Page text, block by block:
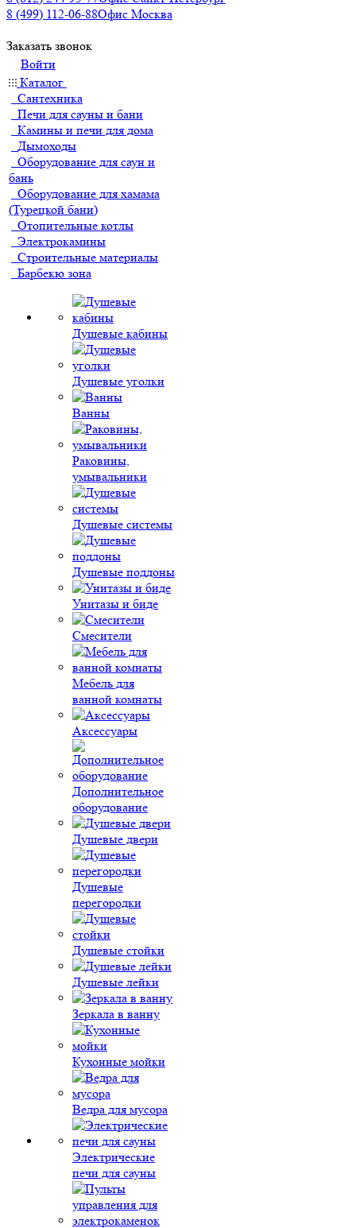
8 (499) 112-06-88Офис Москва
Заказать звонок
Войти
Каталог
Сантехника
Печи для сауны и бани
Камины и печи для дома
Дымоходы
Оборудование для саун и
бань
Оборудование для хамама
(Турецкой бани)
Отопительные котлы
Электрокамины
Строительные материалы
Барбекю зона
Душевые кабины
Душевые уголки
Ванны
Раковины,
умывальники
Душевые системы
Душевые поддоны
Унитазы и биде
Смесители
Мебель для
ванной комнаты
Аксессуары
Дополнительное
оборудование
Душевые двери
Душевые
перегородки
Душевые стойки
Душевые лейки
Зеркала в ванну
Кухонные мойки
Ведра для мусора
Электрические
печи для сауны